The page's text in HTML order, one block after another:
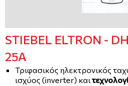
STIEBEL ELTRON -
25A
Τριφασικός ηλεκτρονικός
ισχύος (inverter) και